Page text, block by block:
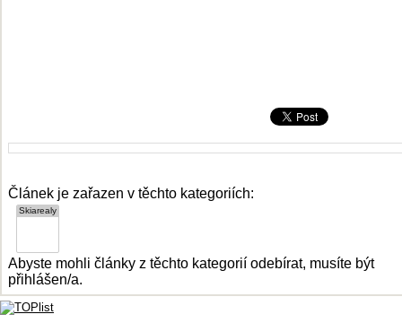
Článek je zařazen v těchto kategoriích:
Abyste mohli články z těchto kategorií odebírat, musíte být
přihlášen/a.